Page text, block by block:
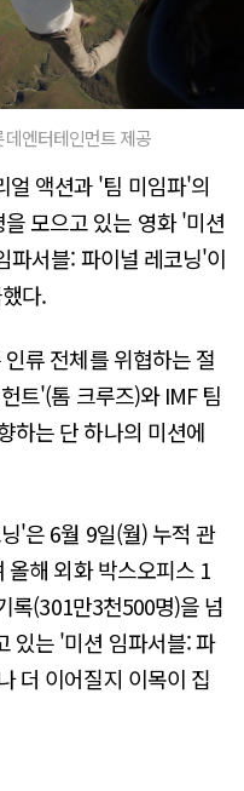
엔터테인먼트 제공
얼 액션과 '팀 미임파'의
모으고 있는 영화 '미션
파서블: 파이널 레코닝'이
다.
류 전체를 위협하는 절
트'(톰 크루즈)와 IMF 팀
하는 단 하나의 미션에
'은 6월 9일(월) 누적 관
올해 외화 박스오피스 1
록(301만3천500명)을 넘
있는 '미션 임파서블: 파
더 이어질지 이목이 집